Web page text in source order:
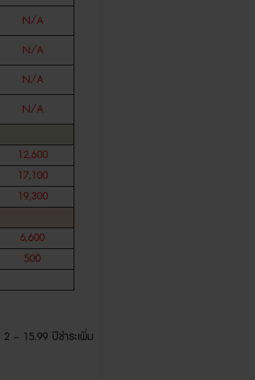
N/A
N/A
N/A
N/A
12,600
17,100
19,300
6,600
500
2 – 15.99 ปีชำระเพิ่ม